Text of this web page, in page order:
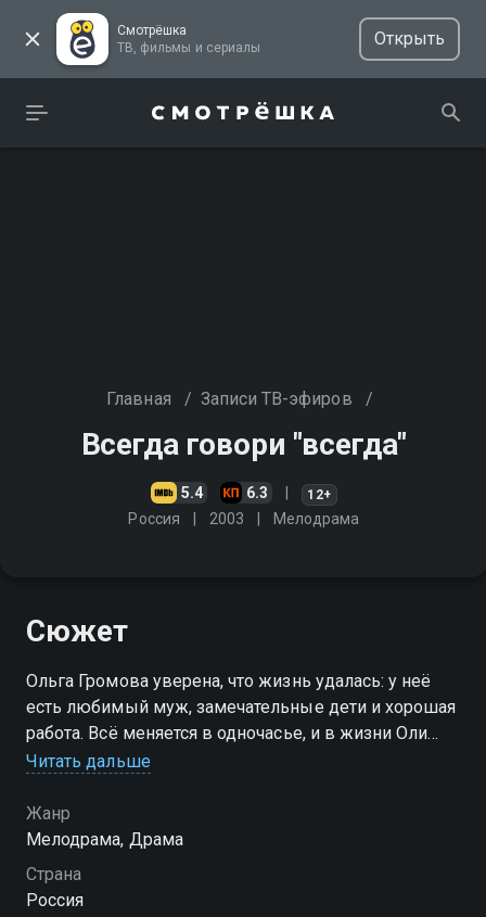
Смотрёшка
ТВ, фильмы и сериалы
Открыть
Главная / Записи ТВ-эфиров /
Всегда говори "всегда"
5.4 6.3 12+
Россия 2003 Мелодрама
Сюжет
Ольга Громова уверена, что жизнь удалась: у неё
есть любимый муж, замечательные дети и хорошая
работа. Всё меняется в одночасье, и в жизни Оли
начинается череда тяжёлых испытаний. Теперь
своё счастье
Читать дальше
Жанр
Мелодрама, Драма
Страна
Россия